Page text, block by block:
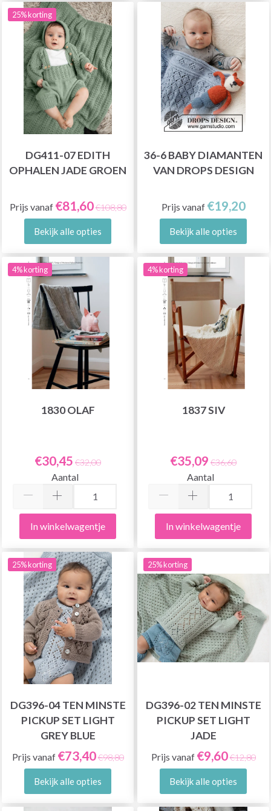
25% korting
DG411-07 EDITH
OPHALEN JADE GROEN
Prijs vanaf €81,60€108,80
Bekijk alle opties
36-6 BABY DIAMANTEN
VAN DROPS DESIGN
Prijs vanaf €19,20
Bekijk alle opties
4% korting
1830 OLAF
€30,45 €32,00
Aantal
In winkelwagentje
4% korting
1837 SIV
€35,09 €36,60
Aantal
In winkelwagentje
25% korting
DG396-04 TEN MINSTE
PICKUP SET LIGHT
GREY BLUE
Prijs vanaf €73,40€98,80
Bekijk alle opties
25% korting
DG396-02 TEN MINSTE
PICKUP SET LIGHT
JADE
Prijs vanaf €9,60€12,80
Bekijk alle opties